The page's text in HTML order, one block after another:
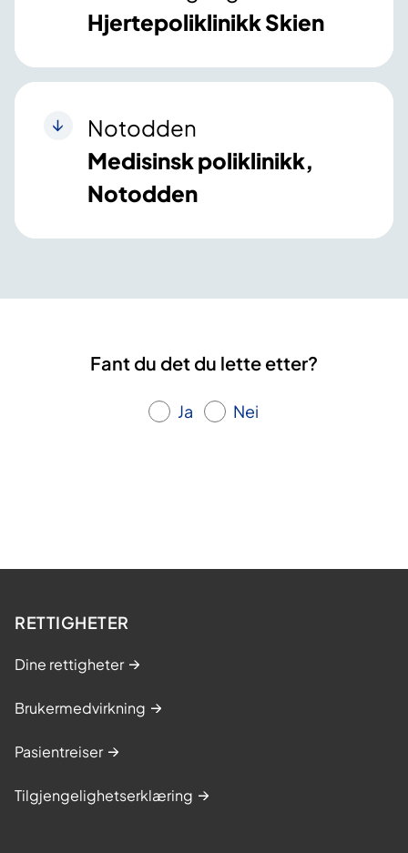
Hjertepoliklinikk Skien
Notodden
Medisinsk poliklinikk,
Notodden
Fant du det du lette etter?
Ja Nei
RETTIGHETER
Dine rettigheter
Brukermedvirkning
Pasientreiser
Tilgjengelighetserklæring